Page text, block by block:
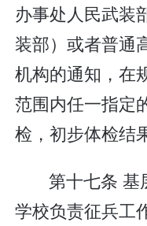
办事处人民武装
装部）或者普通
机构的通知，在
范围内任一指定
检，初步体检结
第十七条 基
学校负责征兵工